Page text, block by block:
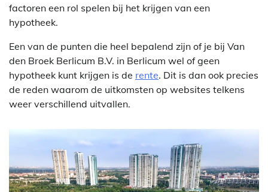
factoren een rol spelen bij het krijgen van een
hypotheek.
Een van de punten die heel bepalend zijn of je bij Van
den Broek Berlicum B.V. in Berlicum wel of geen
hypotheek kunt krijgen is de rente. Dit is dan ook precies
de reden waarom de uitkomsten op websites telkens
weer verschillend uitvallen.